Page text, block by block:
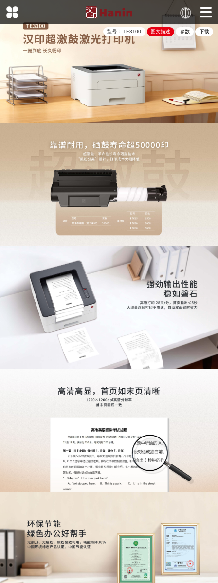
型号： TE3100 图文描述 参数 下载